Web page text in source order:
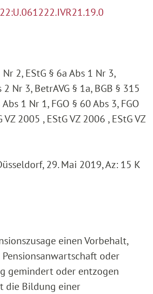
2, EStG § 6a Abs 1 Nr 3,
2 Nr 3, BetrAVG § 1a, BGB § 315
1 Nr 1, FGO § 60 Abs 3, FGO
VZ 2005 , EStG VZ 2006 , EStG VZ
29. Mai 2019, Az: 15 K
einen Vorbehalt,
oder
gemindert oder entzogen
die Bildung einer